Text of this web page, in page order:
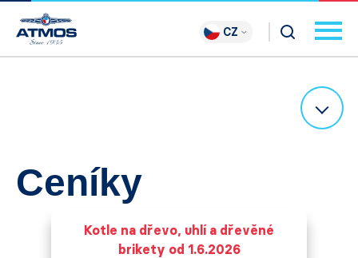
CZ
Ceníky
Kotle na dřevo, uhlí a dřevěné
brikety od 1.6.2026